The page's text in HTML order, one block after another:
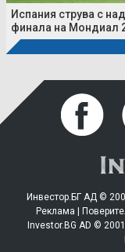
Испания струва с
финала на Мондиал
Инвестор.БГ АД ©
Реклама
Investor.BG AD ©